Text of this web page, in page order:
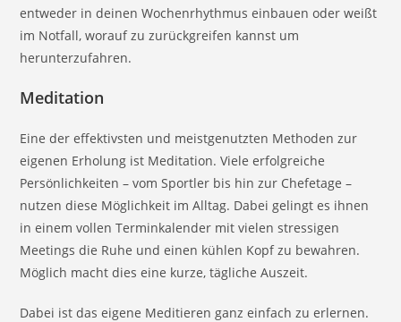
entweder in deinen Wochenrhythmus einbauen oder weißt
im Notfall, worauf zu zurückgreifen kannst um
herunterzufahren.
Meditation
Eine der effektivsten und meistgenutzten Methoden zur
eigenen Erholung ist Meditation. Viele erfolgreiche
Persönlichkeiten – vom Sportler bis hin zur Chefetage –
nutzen diese Möglichkeit im Alltag. Dabei gelingt es ihnen
in einem vollen Terminkalender mit vielen stressigen
Meetings die Ruhe und einen kühlen Kopf zu bewahren.
Möglich macht dies eine kurze, tägliche Auszeit.
Dabei ist das eigene Meditieren ganz einfach zu erlernen.